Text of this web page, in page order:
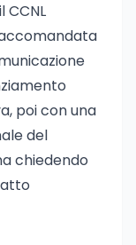
CCNL
poi con una
del
chiedendo